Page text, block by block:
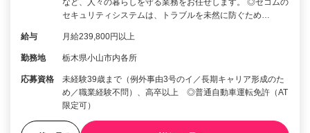
セキュリティシステムは、トラブルを未然に防ぐため…
給与 月給239,800円以上
勤務地 栃木県小山市内各所
応募資格
未経験39歳まで（例外事由3号のイ／長期キャリア形成のた
め／職業経験不問）、高卒以上 ◎普通自動車運転免許（AT
限定可）